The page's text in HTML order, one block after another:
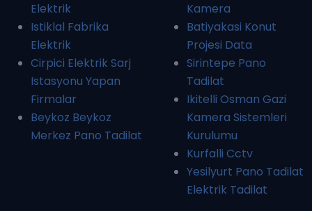
Elektrik
Istiklal Fabrika
Elektrik
Cirpici Elektrik Sarj
Istasyonu Yapan
Firmalar
Beykoz Beykoz
Merkez Pano Tadilat
Kamera
Batiyakasi Konut
Projesi Data
Sirintepe Pano
Tadilat
Ikitelli Osman Gazi
Kamera Sistemleri
Kurulumu
Kurfalli Cctv
Yesilyurt Pano Tadilat
Elektrik Tadilat